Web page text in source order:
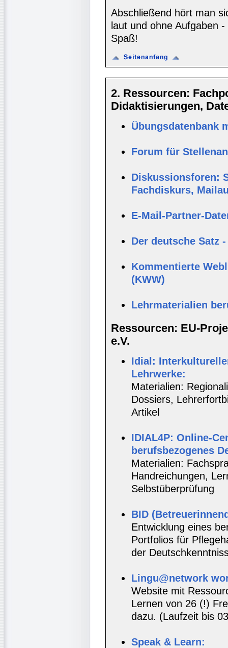
Abschließend hört man
laut und ohne Aufgaben
Spaß!
2. Ressourcen:
Didaktisierungen,
Übungsdatenbank
Forum für
Diskussionsforen:
Fachdiskurs,
E-Mail-Partner-
Der deutsche Satz
Kommentierte
(KWW)
Lehrmaterialien
Ressourcen: EU-
e.V.
Idial:
Lehrwerke:
Materialien:
Dossiers,
Artikel
IDIAL4P: Online-
berufsbezogenes
Materialien:
Handreichungen,
Selbstüberprüfung
BID
Entwicklung eines
Portfolios für
der
Lingu@network
Website mit
Lernen von 26 (!)
dazu. (Laufzeit bis
Speak & Learn: